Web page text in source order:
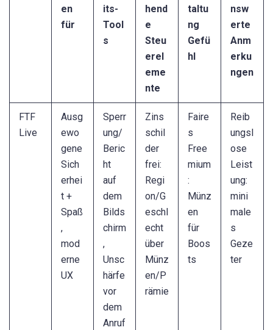
en
für
its-
Tool
s
hend
e
Steu
erel
eme
nte
taltu
ng
Gefü
hl
nsw
erte
Anm
erku
ngen
FTF
Live
Ausg
ewo
gene
Sich
erhei
t +
Spaß
,
mod
erne
UX
Sperr
ung/
Beric
ht
auf
dem
Bilds
chirm
,
Unsc
härfe
vor
dem
Anruf
Zins
schil
der
frei:
Regi
on/G
eschl
echt
über
Münz
en/P
rämie
Faire
s
Free
mium
:
Münz
en
für
Boos
ts
Reib
ungsl
ose
Leist
ung:
mini
male
s
Geze
ter